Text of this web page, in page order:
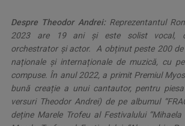
Despre Theodor Andrei: Reprezentantul
2023
are 19 ani și este solist vocal,
orchestrator și actor. A obținut peste 200
naționale și internaționale de muzică, cu
compuse. În anul 2022, a primit Premiul
bună creație a unui cantautor, pentru
versuri Theodor Andrei) de pe albumul
deține Marele Trofeu al Festivalului